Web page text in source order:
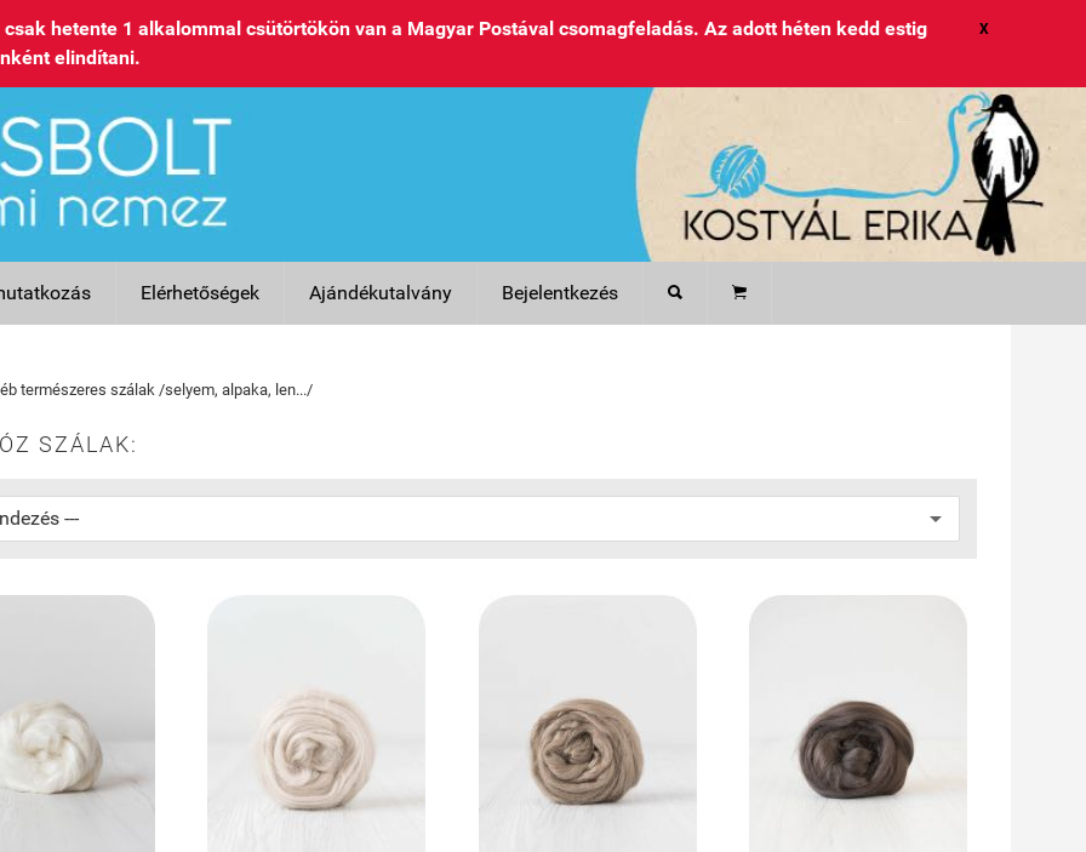
hetente 1 alkalommal csütörtökön van a Magyar Postával csomagfeladás. Az adott héten kedd estig
elindítani.
X
Elérhetőségek Ajándékutalvány Bejelentkezés  
természeres szálak /selyem, alpaka, len.../
SZÁLAK: